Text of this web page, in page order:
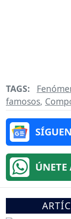
TAGS:
famosos,